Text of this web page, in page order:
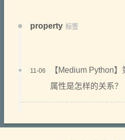
property 标签
【Medium Python
属性是怎样的关系？
11-06